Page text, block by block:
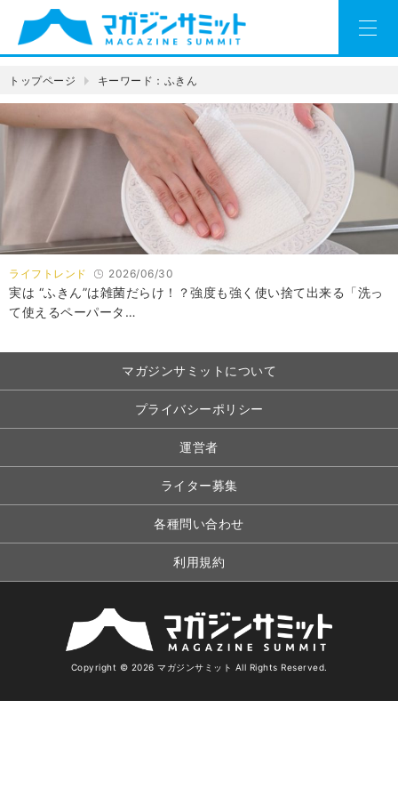
トップページ キーワード：ふきん
ライフトレンド 2026/06/30
実は “ふきん”は雑菌だらけ！？強度も強く使い捨て出来る「洗っ
て使えるペーパータ…
マガジンサミットについて
プライバシーポリシー
運営者
ライター募集
各種問い合わせ
利用規約
Copyright © 2026 マガジンサミット All Rights Reserved.